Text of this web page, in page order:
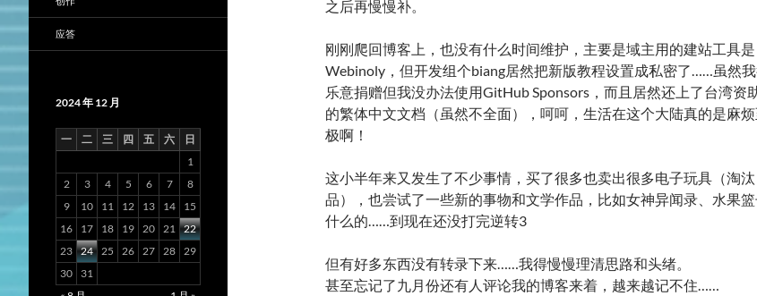
之后再慢慢补。
刚刚爬回博客上，也没有什么时间维护，主要是域主用的建站工具是
Webinoly，但开发组个biang居然把新版教程设置成私密了……虽然
乐意捐赠但我没办法使用GitHub Sponsors，而且居然还上了台湾资
的繁体中文文档（虽然不全面），呵呵，生活在这个大陆真的是麻
极啊！
这小半年来又发生了不少事情，买了很多也卖出很多电子玩具（淘汰
品），也尝试了一些新的事物和文学作品，比如女神异闻录、水果
什么的……到现在还没打完逆转3
但有好多东西没有转录下来……我得慢慢理清思路和头绪。
甚至忘记了九月份还有人评论我的博客来着，越来越记不住……
应答
2024 年 12 月
一 二 三 四 五 六
日
1
2
3 4 5 6 7
8
9
10 11 12 13 14
15
16
17 18 19 20 21 22
23 24 25 26 27 28 29
30
31